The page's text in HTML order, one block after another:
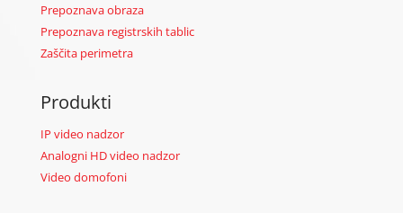
Prepoznava obraza
Prepoznava registrskih tablic
Zaščita perimetra
Produkti
IP video nadzor
Analogni HD video nadzor
Video domofoni